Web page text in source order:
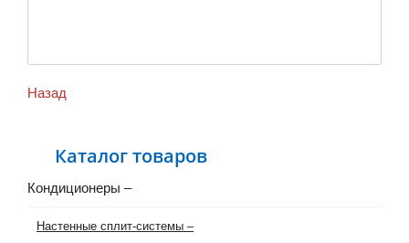
Каталог товаров
Кондиционеры –
Настенные сплит-системы –
Назад